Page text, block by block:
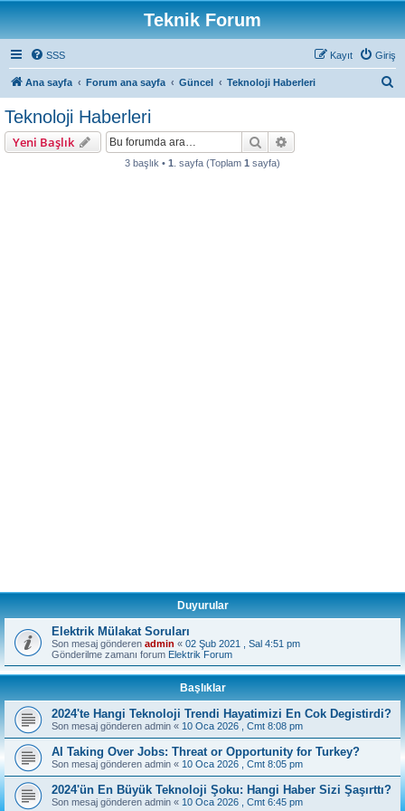
Teknik Forum
SSS Giriş
Kayıt
Ana sayfa Forum ana sayfa Güncel Teknoloji Haberleri
Teknoloji Haberleri
Yeni Başlık Ara
3 başlık • 1 . sayfa (Toplam 1 sayfa)
Duyurular
Elektrik Mülakat Soruları
Son mesaj gönderen admin « 02 Şub 2021 , Sal 4:51 pm
Gönderilme zamanı forum Elektrik Forum
Başlıklar
2024'te Hangi Teknoloji Trendi Hayatimizi En Cok Degistirdi?
Son mesaj gönderen admin « 10 Oca 2026 , Cmt 8:08 pm
AI Taking Over Jobs: Threat or Opportunity for Turkey?
Son mesaj gönderen admin « 10 Oca 2026 , Cmt 8:05 pm
2024'ün En Büyük Teknoloji Şoku: Hangi Haber Sizi Şaşırttı?
Son mesaj gönderen admin « 10 Oca 2026 , Cmt 6:45 pm